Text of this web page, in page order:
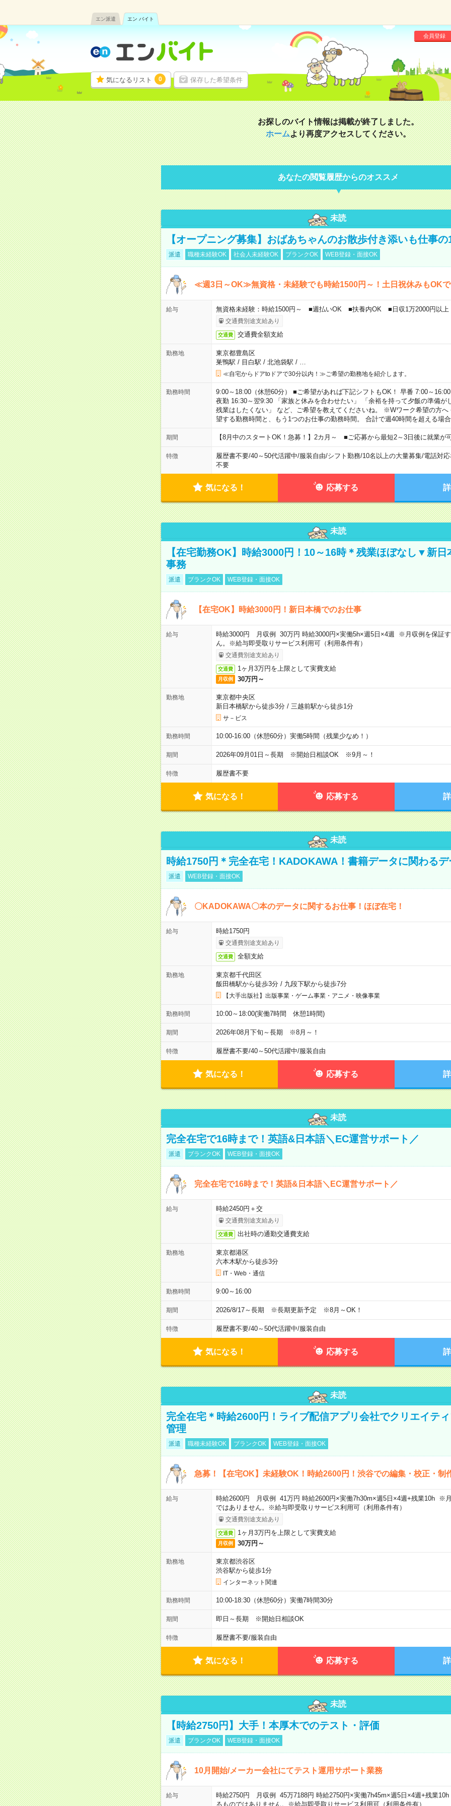
エン派遣 エン バイト
気になるリスト 0 保存した希望条件
会員登録
お探しのバイト情報は掲載が終了しました。
ホームより再度アクセスしてください。
あなたの閲覧履歴からのオススメ
未読
【オープニング募集】おばあちゃんのお散歩付き添いも仕事の
派遣 職種未経験OK 社会人未経験OK ブランクOK WEB登録・面接OK
≪週3日～OK≫無資格・未経験でも時給1500円～！土日祝休みもOK
給与 無資格未経験：時給1500円～ ■週払いOK ■扶養内OK ■日収1万2000円以上
交通費別途支給あり
交通費 交通費全額支給
勤務地
東京都豊島区
巣鴨駅 / 目白駅 / 北池袋駅 / …
≪自宅からドアtoドアで30分以内！≫ご希望の勤務地を紹介します。
勤務時間
9:00～18:00（休憩60分） ■ご希望があれば下記シフトもOK！ 早番 7:00～
夜勤 16:30～翌9:30 「家族と休みを合わせたい」 「余裕を持って夕飯の準備が
残業はしたくない」 など、ご希望を教えてくださいね。 ※Wワーク希望の方へ
望する勤務時間と、もう1つのお仕事の勤務時間。 合計で週40時間を超える場
期間 【8月中のスタートOK！急募！】2カ月～ ■ご応募から最短2～3日後に就業が
特徴 履歴書不要/40～50代活躍中/服装自由/シフト勤務/10名以上の大量募集/電話対
不要
気になる！ 応募する
未読
【在宅勤務OK】時給3000円！10～16時＊残業ほぼなし▼新日
事務
派遣 ブランクOK WEB登録・面接OK
【在宅OK】時給3000円！新日本橋でのお仕事
給与
時給3000円 月収例 30万円 時給3000円×実働5h×週5日×4週 ※月収例を保証す
ん。※給与即受取りサービス利用可（利用条件有）
交通費別途支給あり
交通費 1ヶ月3万円を上限として実費支給
月収例 30万円～
勤務地
東京都中央区
新日本橋駅から徒歩3分/ 三越前駅から徒歩1分
サ－ビス
勤務時間 10:00-16:00（休憩60分）実働5時間（残業少なめ！）
期間 2026年09月01日～長期 ※開始日相談OK ※9月～！
特徴 履歴書不要
気になる！ 応募する
未読
時給1750円＊完全在宅！KADOKAWA！書籍データに関わる
派遣 WEB登録・面接OK
〇KADOKAWA〇本のデータに関するお仕事！ほぼ在宅！
給与 時給1750円
交通費別途支給あり
交通費 全額支給
勤務地
東京都千代田区
飯田橋駅から徒歩3分/ 九段下駅から徒歩7分
【大手出版社】出版事業・ゲーム事業・アニメ・映像事業
勤務時間 10:00～18:00(実働7時間 休憩1時間)
期間 2026年08月下旬～長期 ※8月～！
特徴 履歴書不要/40～50代活躍中/服装自由
気になる！ 応募する
未読
完全在宅で16時まで！英語&日本語＼EC運営サポート／
派遣 ブランクOK WEB登録・面接OK
完全在宅で16時まで！英語&日本語＼EC運営サポート／
給与 時給2450円＋交
交通費別途支給あり
交通費 出社時の通勤交通費支給
勤務地
東京都港区
六本木駅から徒歩3分
IT・Web・通信
勤務時間 9:00～16:00
期間 2026/8/17～長期 ※長期更新予定 ※8月～OK！
特徴 履歴書不要/40～50代活躍中/服装自由
気になる！ 応募する
未読
完全在宅＊時給2600円！ライブ配信アプリ会社でクリエイテ
管理
派遣 職種未経験OK ブランクOK WEB登録・面接OK
急募！【在宅OK】未経験OK！時給2600円！渋谷での編集・校正・制
給与
時給2600円 月収例 41万円 時給2600円×実働7h30m×週5日×4週+残業10h ※
ではありません。※給与即受取りサービス利用可（利用条件有）
交通費別途支給あり
交通費 1ヶ月3万円を上限として実費支給
月収例 30万円～
勤務地
東京都渋谷区
渋谷駅から徒歩1分
インターネット関連
勤務時間 10:00-18:30（休憩60分）実働7時間30分
期間 即日～長期 ※開始日相談OK
特徴 履歴書不要/服装自由
気になる！ 応募する
未読
【時給2750円】大手！本厚木でのテスト・評価
派遣 ブランクOK WEB登録・面接OK
10月開始/メーカー会社にてテスト運用サポート業務
給与
時給2750円 月収例 45万7188円 時給2750円×実働7h45m×週5日×4週+残業
るものではありません。※給与即受取りサービス利用可（利用条件有）